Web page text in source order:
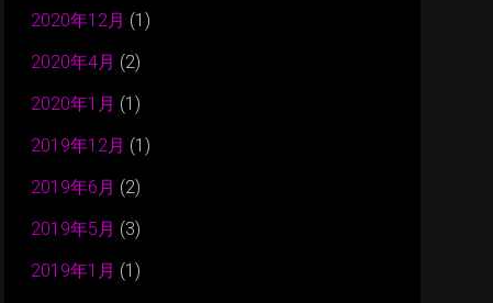
2020年12月 (1)
2020年4月 (2)
2020年1月 (1)
2019年12月 (1)
2019年6月 (2)
2019年5月 (3)
2019年1月 (1)